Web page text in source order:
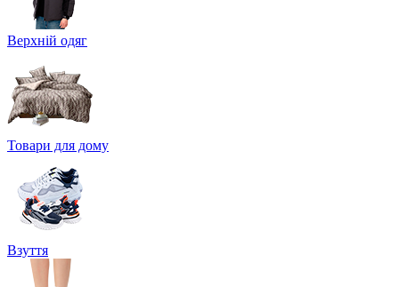
Верхній одяг
Товари для дому
Взуття